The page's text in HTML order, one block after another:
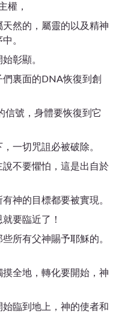
權，
然的，屬靈的以及精神
。
彰顯。
裏面的DNA恢復到創
信號，身體要恢復到它
一切咒詛必被破除。
不要懼怕，這是出自於
神的目標都要被實現。
要臨近了！
所有父神賜予耶穌的。
全地，轉化要開始，神
臨到地上，神的使者和